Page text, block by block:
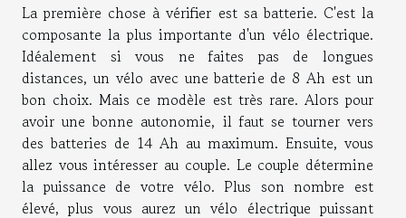
La première chose à vérifier est sa batterie. C'est la
composante la plus importante d'un vélo électrique.
Idéalement si vous ne faites pas de longues
distances, un vélo avec une batterie de 8 Ah est un
bon choix. Mais ce modèle est très rare. Alors pour
avoir une bonne autonomie, il faut se tourner vers
des batteries de 14 Ah au maximum. Ensuite, vous
allez vous intéresser au couple. Le couple détermine
la puissance de votre vélo. Plus son nombre est
élevé, plus vous aurez un vélo électrique puissant